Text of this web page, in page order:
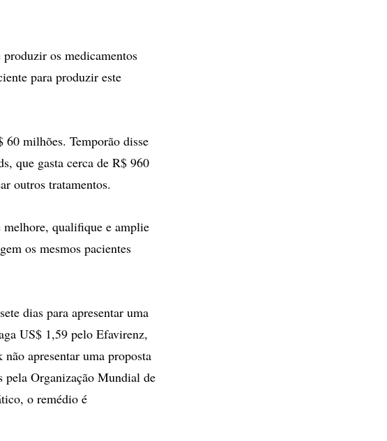
os medicamentos
para produzir este
milhões. Temporão disse
que gasta cerca de R$ 960
outros tratamentos.
melhore, qualifique e amplie
os mesmos pacientes
dias para apresentar uma
US$ 1,59 pelo Efavirenz,
apresentar uma proposta
pela Organização Mundial de
o remédio é